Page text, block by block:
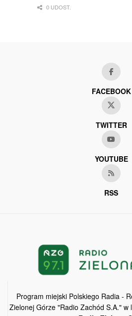
0 UDOST.
FACEBOOK
TWITTER
YOUTUBE
RSS
Program miejski Polskiego Radia -
Zielonej Górze "Radio Zachód S.A." w